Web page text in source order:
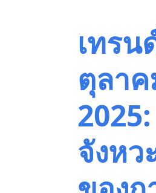
เทรน
ตุลา
2025:
จังหว